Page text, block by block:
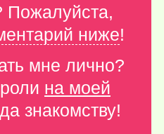
Пожалуйста,
ниже!
мне лично?
на моей
знакомству!